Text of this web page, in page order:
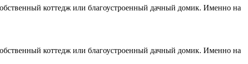
коттедж или благоустроенный дачный домик. Именно на
коттедж или благоустроенный дачный домик. Именно на